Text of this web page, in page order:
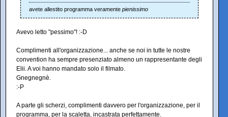
avete allestito programma veramente pienissimo
Avevo letto "pessimo"! :-D
Complimenti all'organizzazione... anche se noi in tutte le nostre
convention ha sempre presenziato almeno un rappresentante degli
Elii. A voi hanno mandato solo il filmato.
Gnegnegnè.
:-P
A parte gli scherzi, complimenti davvero per l'organizzazione, per il
programma, per la scaletta, incastrata perfettamente.